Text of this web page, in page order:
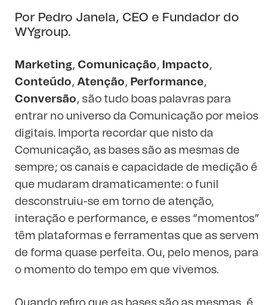
Por Pedro Janela, CEO e Fundador do
WYgroup.
Marketing, Comunicação, Impacto,
Conteúdo, Atenção, Performance,
Conversão, são tudo boas palavras para
entrar no universo da Comunicação por meios
digitais. Importa recordar que nisto da
Comunicação, as bases são as mesmas de
sempre; os canais e capacidade de medição é
que mudaram dramaticamente: o funil
desconstruiu-se em torno de atenção,
interação e performance, e esses “momentos”
têm plataformas e ferramentas que as servem
de forma quase perfeita. Ou, pelo menos, para
o momento do tempo em que vivemos.